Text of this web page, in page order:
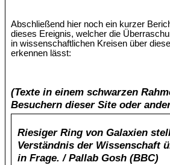
Abschließend hier noch ein kurzer
dieses Ereignis, welcher die
in wissenschaftlichen Kreisen über
erkennen lässt:
(Texte in einem schwarzen
Besuchern dieser Site oder
Riesiger Ring von Galaxien
Verständnis der Wissenschaft
in Frage. / Pallab Gosh (BBC)